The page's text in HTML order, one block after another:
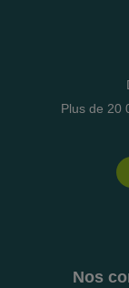
Plus de 20
Nos